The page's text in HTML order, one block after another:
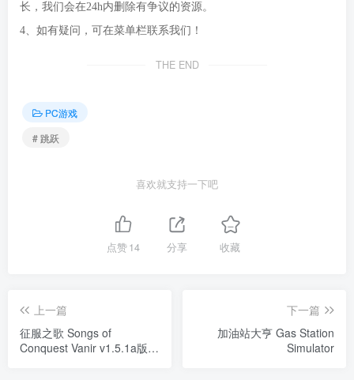
长，我们会在24h内删除有争议的资源。
4、如有疑问，可在菜单栏联系我们！
THE END
PC游戏
# 跳跃
喜欢就支持一下吧
点赞14 分享 收藏
上一篇
征服之歌 Songs of
Conquest Vanir v1.5.1a版
下一篇
加油站大亨 Gas Station
Simulator